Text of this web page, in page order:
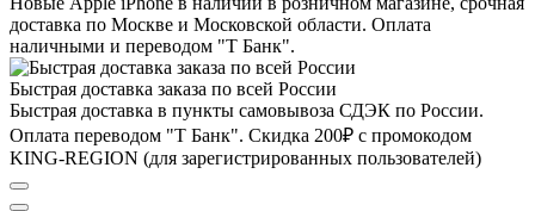
доставка по Москве и Московской области. Оплата
наличными и переводом "Т Банк".
Быстрая доставка заказа по всей России
Быстрая доставка в пункты самовывоза СДЭК по России.
Оплата переводом "Т Банк". Скидка 200₽ с промокодом
KING-REGION (для зарегистрированных пользователей)